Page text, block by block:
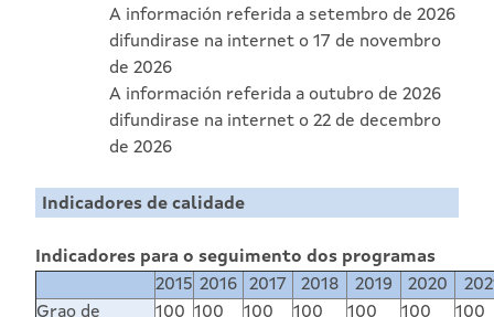
A información referida a setembro de 2026
difundirase na internet o 17 de novembro
de 2026
A información referida a outubro de 2026
difundirase na internet o 22 de decembro
de 2026
Indicadores de calidade
Indicadores para o seguimento dos programas
2015 2016 2017 2018 2019 2020
Grao de
100 100 100 100 100 100 100